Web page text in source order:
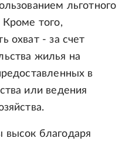
льготного
того,
охват - за счет
жилья на
в
или ведения
благодаря